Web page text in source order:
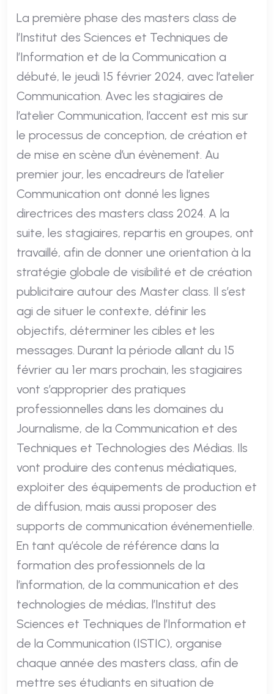
La première phase des masters class de
l’Institut des Sciences et Techniques de
l’Information et de la Communication a
débuté, le jeudi 15 février 2024, avec l’atelier
Communication. Avec les stagiaires de
l’atelier Communication, l’accent est mis sur
le processus de conception, de création et
de mise en scène d’un évènement. Au
premier jour, les encadreurs de l’atelier
Communication ont donné les lignes
directrices des masters class 2024. A la
suite, les stagiaires, repartis en groupes, ont
travaillé, afin de donner une orientation à la
stratégie globale de visibilité et de création
publicitaire autour des Master class. Il s’est
agi de situer le contexte, définir les
objectifs, déterminer les cibles et les
messages. Durant la période allant du 15
février au 1er mars prochain, les stagiaires
vont s’approprier des pratiques
professionnelles dans les domaines du
Journalisme, de la Communication et des
Techniques et Technologies des Médias. Ils
vont produire des contenus médiatiques,
exploiter des équipements de production et
de diffusion, mais aussi proposer des
supports de communication événementielle.
En tant qu’école de référence dans la
formation des professionnels de la
l’information, de la communication et des
technologies de médias, l’Institut des
Sciences et Techniques de l’Information et
de la Communication (ISTIC), organise
chaque année des masters class, afin de
mettre ses étudiants en situation de